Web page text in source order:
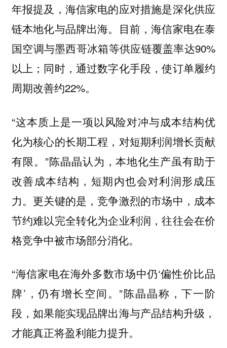
年报提及，海信家电的应对措施是深化供应
链本地化与品牌出海。目前，海信家电在泰
国空调与墨西哥冰箱等供应链覆盖率达90%
以上；同时，通过数字化手段，使订单履约
周期改善约22%。
“这本质上是一项以风险对冲与成本结构优
化为核心的长期工程，对短期利润增长贡献
有限。”陈晶晶认为，本地化生产虽有助于
改善成本结构，短期内也会对利润形成压
力。更关键的是，竞争激烈的市场中，成本
节约难以完全转化为企业利润，往往会在价
格竞争中被市场部分消化。
“海信家电在海外多数市场中仍‘偏性价比品
牌’，仍有增长空间。”陈晶晶称，下一阶
段，如果能实现品牌出海与产品结构升级，
才能真正将盈利能力提升。